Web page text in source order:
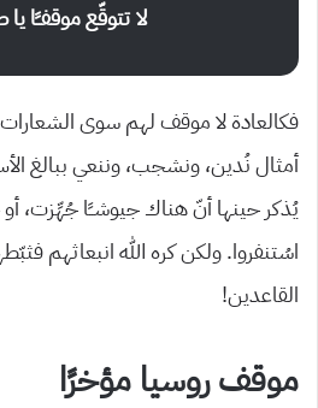
لا تتوقّع موقفــًا
فكالعادة لا موقف لهم سوى الشعارات
أمثال نُدين، ونشجب، وننعي ببالغ
يُذكر حينها أنّ هناك جيوشــًا جُهِّزت، أو
اسُتنفروا. ولكن كره الله انبعاثهم
القاعدين!
موقف روسيا مؤخرًا